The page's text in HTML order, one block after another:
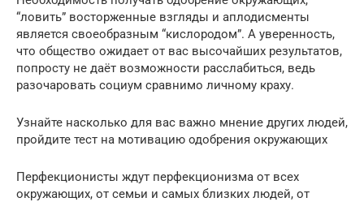
“ловить” восторженные взгляды и аплодисменты
является своеобразным “кислородом”. А уверенность,
что общество ожидает от вас высочайших результатов,
попросту не даёт возможности расслабиться, ведь
разочаровать социум сравнимо личному краху.
Узнайте насколько для вас важно мнение других людей,
пройдите тест на мотивацию одобрения окружающих
Перфекционисты ждут перфекционизма от всех
окружающих, от семьи и самых близких людей, от